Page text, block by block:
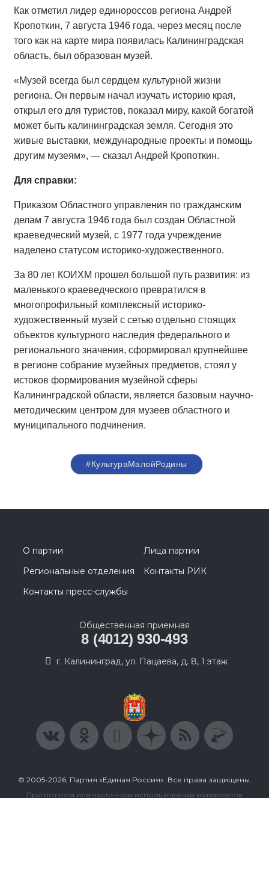
Как отметил лидер единороссов региона Андрей
Кропоткин, 7 августа 1946 года, через месяц после
того как на карте мира появилась Калининградская
область, был образован музей.
«Музей всегда был сердцем культурной жизни
региона. Он первым начал изучать историю края,
открыл его для туристов, показал миру, какой богатой
может быть калининградская земля. Сегодня это
живые выставки, международные проекты и помощь
другим музеям», — сказал Андрей Кропоткин.
Для справки:
Приказом Областного управления по гражданским
делам 7 августа 1946 года был создан Областной
краеведческий музей, с 1977 года учреждение
наделено статусом историко-художественного.
За 80 лет КОИХМ прошел большой путь развития: из
маленького краеведческого превратился в
многопрофильный комплексный историко-
художественный музей с сетью отдельно стоящих
объектов культурного наследия федерального и
регионального значения, сформировал крупнейшее
в регионе собрание музейных предметов, стоял у
истоков формирования музейной сферы
Калининградской области, является базовым научно-
методическим центром для музеев областного и
муниципального подчинения.
#КультураМалойРодины
О партии
Лица партии
Региональные отделения
Контакты РИК
Контакты пресс-службы
Общественная приемная
8 (4012) 930-493
г. Калининград, ул. Пацаева, д. 8, 1 этаж
© 2005-2026, Партия «Единая Россия». Все права защищены.
При полном или частичном использовании материалов